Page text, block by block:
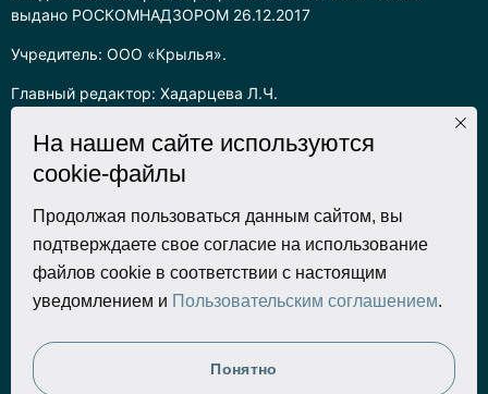
выдано РОСКОМНАДЗОРОМ 26.12.2017
Учредитель: ООО «Крылья».
Главный редактор: Хадарцева Л.Ч.
Информация на сайте предназначена для лиц старше 16 лет.
Все права на любые материалы, опубликованные на сайте,
защищены в соответствии с российским законодательством
об интеллектуальной собственности. Любое использование
текстовых, фото, аудио и видеоматериалов возможно только
с согласия правообладателя (ООО «Крылья») и при строгом
наличии ссылки на ресурс. Для сетевых ресурсов –
гиперссылка.
Разработка сайта
На нашем сайте используются
cookie-файлы
Продолжая пользоваться данным сайтом, вы
подтверждаете свое согласие на использование
файлов cookie в соответствии с настоящим
уведомлением и Пользовательским соглашением.
Понятно